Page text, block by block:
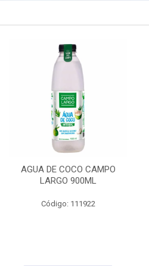
AGUA DE COCO CAMPO
LARGO 900ML
Código: 111922